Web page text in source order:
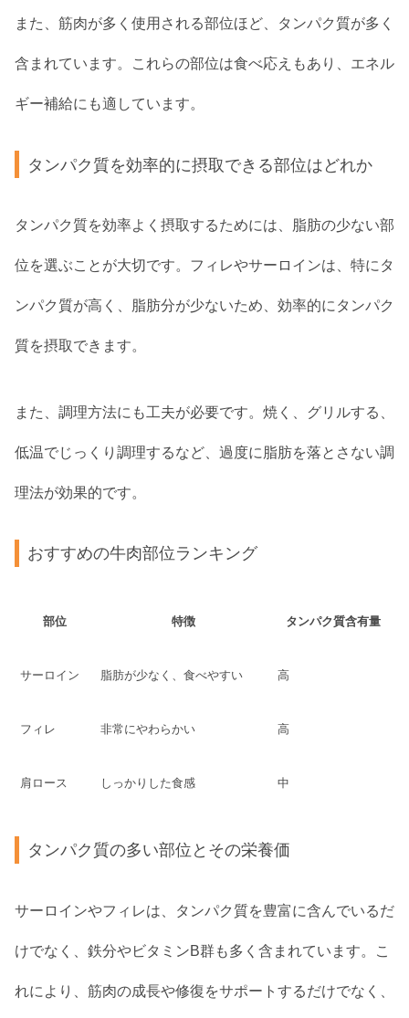
また、筋肉が多く使用される部位ほど、タンパク質が多く
含まれています。これらの部位は食べ応えもあり、エネル
ギー補給にも適しています。
タンパク質を効率的に摂取できる部位はどれか
タンパク質を効率よく摂取するためには、脂肪の少ない部
位を選ぶことが大切です。フィレやサーロインは、特にタ
ンパク質が高く、脂肪分が少ないため、効率的にタンパク
質を摂取できます。
また、調理方法にも工夫が必要です。焼く、グリルする、
低温でじっくり調理するなど、過度に脂肪を落とさない調
理法が効果的です。
おすすめの牛肉部位ランキング
部位 特徴 タンパク質含有量
サーロイン 脂肪が少なく、食べやすい 高
フィレ 非常にやわらかい 高
肩ロース しっかりした食感 中
タンパク質の多い部位とその栄養価
サーロインやフィレは、タンパク質を豊富に含んでいるだ
けでなく、鉄分やビタミンB群も多く含まれています。こ
れにより、筋肉の成長や修復をサポートするだけでなく、